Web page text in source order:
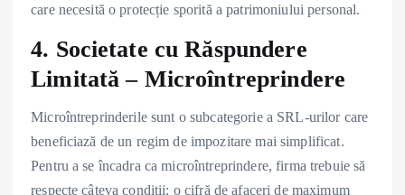
care necesită o protecție sporită a patrimoniului personal.
4. Societate cu Răspundere
Limitată – Microîntreprindere
Microîntreprinderile sunt o subcategorie a SRL-urilor care
beneficiază de un regim de impozitare mai simplificat.
Pentru a se încadra ca microîntreprindere, firma trebuie să
respecte câteva condiții: o cifră de afaceri de maximum